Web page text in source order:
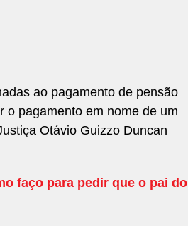
ao pagamento de pensão
o pagamento em nome de um
Otávio Guizzo Duncan
faço para pedir que o pai do